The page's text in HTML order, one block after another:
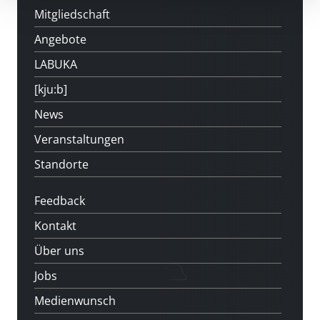
Mitgliedschaft
Angebote
LABUKA
[kju:b]
News
Veranstaltungen
Standorte
Feedback
Kontakt
Über uns
Jobs
Medienwunsch